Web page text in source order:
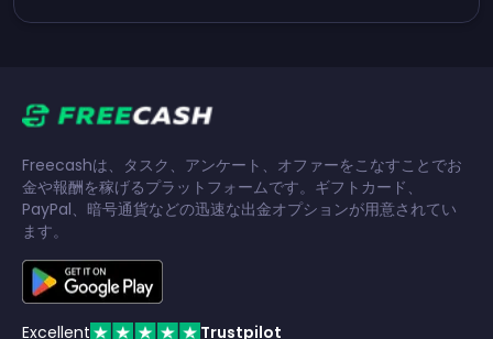
Freecashは、タスク、アンケート、オファーをこなすことでお
金や報酬を稼げるプラットフォームです。ギフトカード、
PayPal、暗号通貨などの迅速な出金オプションが用意されてい
ます。
Excellent Trustpilot